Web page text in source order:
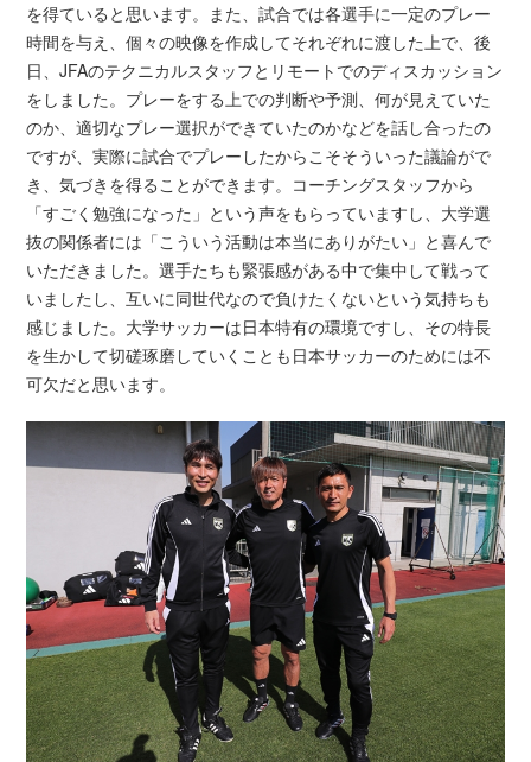
を得ていると思います。また、試合では各選手に一定のプレー
時間を与え、個々の映像を作成してそれぞれに渡した上で、後
日、JFAのテクニカルスタッフとリモートでのディスカッション
をしました。プレーをする上での判断や予測、何が見えていた
のか、適切なプレー選択ができていたのかなどを話し合ったの
ですが、実際に試合でプレーしたからこそそういった議論がで
き、気づきを得ることができます。コーチングスタッフから
「すごく勉強になった」という声をもらっていますし、大学選
抜の関係者には「こういう活動は本当にありがたい」と喜んで
いただきました。選手たちも緊張感がある中で集中して戦って
いましたし、互いに同世代なので負けたくないという気持ちも
感じました。大学サッカーは日本特有の環境ですし、その特長
を生かして切磋琢磨していくことも日本サッカーのためには不
可欠だと思います。